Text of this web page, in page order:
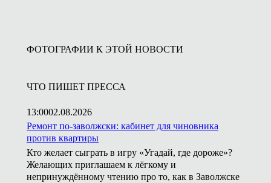
ФОТОГРАФИИ К ЭТОЙ НОВОСТИ
ЧТО ПИШЕТ ПРЕССА
13:0002.08.2026
Ремонт по-заволжски: кабинет для чиновника
против квартиры
Кто желает сыграть в игру «Угадай, где дороже»?
Желающих приглашаем к лёгкому и
непринуждённому чтению про то, как в Заволжске